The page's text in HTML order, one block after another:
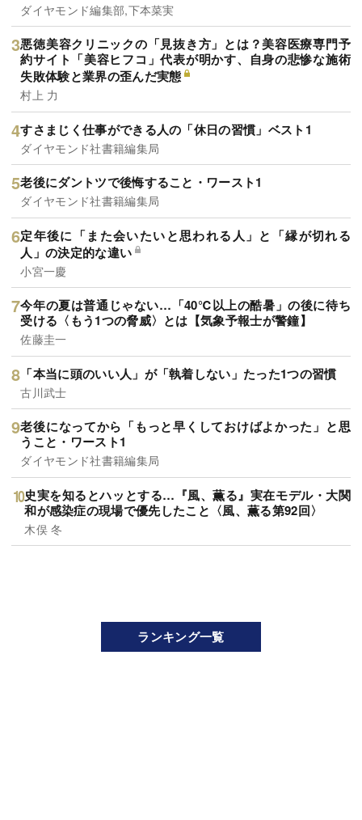
ダイヤモンド編集部,下本菜実
悪徳美容クリニックの「見抜き方」とは？美容医療専門予
約サイト「美容ヒフコ」代表が明かす、自身の悲惨な施術
失敗体験と業界の歪んだ実態
村上 力
すさまじく仕事ができる人の「休日の習慣」ベスト1
ダイヤモンド社書籍編集局
老後にダントツで後悔すること・ワースト1
ダイヤモンド社書籍編集局
定年後に「また会いたいと思われる人」と「縁が切れる
人」の決定的な違い
小宮一慶
今年の夏は普通じゃない…「40℃以上の酷暑」の後に待ち
受ける〈もう1つの脅威〉とは【気象予報士が警鐘】
佐藤圭一
「本当に頭のいい人」が「執着しない」たった1つの習慣
古川武士
老後になってから「もっと早くしておけばよかった」と思
うこと・ワースト1
ダイヤモンド社書籍編集局
史実を知るとハッとする…『風、薫る』実在モデル・大関
和が感染症の現場で優先したこと〈風、薫る第92回〉
木俣 冬
ランキング一覧